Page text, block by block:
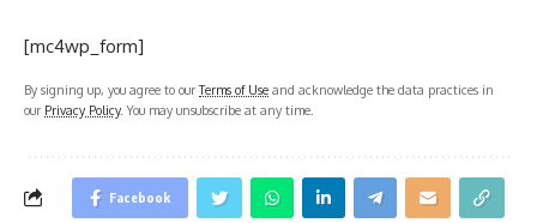
[mc4wp_form]
By signing up, you agree to ourTerms of Use and acknowledge the data practices in
our Privacy Policy. You may unsubscribe at any time.
Facebook